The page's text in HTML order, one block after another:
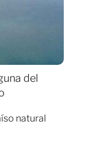
del
natural